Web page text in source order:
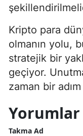
Kripto para
olmanın yolu,
stratejik bir
geçiyor.
zaman bir
Yorumlar
Takma Ad